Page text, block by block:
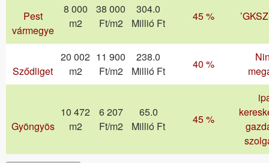
Pest
vármegye
8 000
m2
38 000
Ft/m2
304.0
Millió Ft
45 %
Sződliget
20 002
m2
11 900
Ft/m2
238.0
Millió Ft
40 %
Gyöngyös
10 472
m2
6 207
Ft/m2
65.0
Millió Ft
45 %